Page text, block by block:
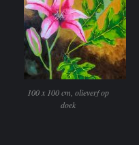
100 x 100 cm, olieverf op
doek